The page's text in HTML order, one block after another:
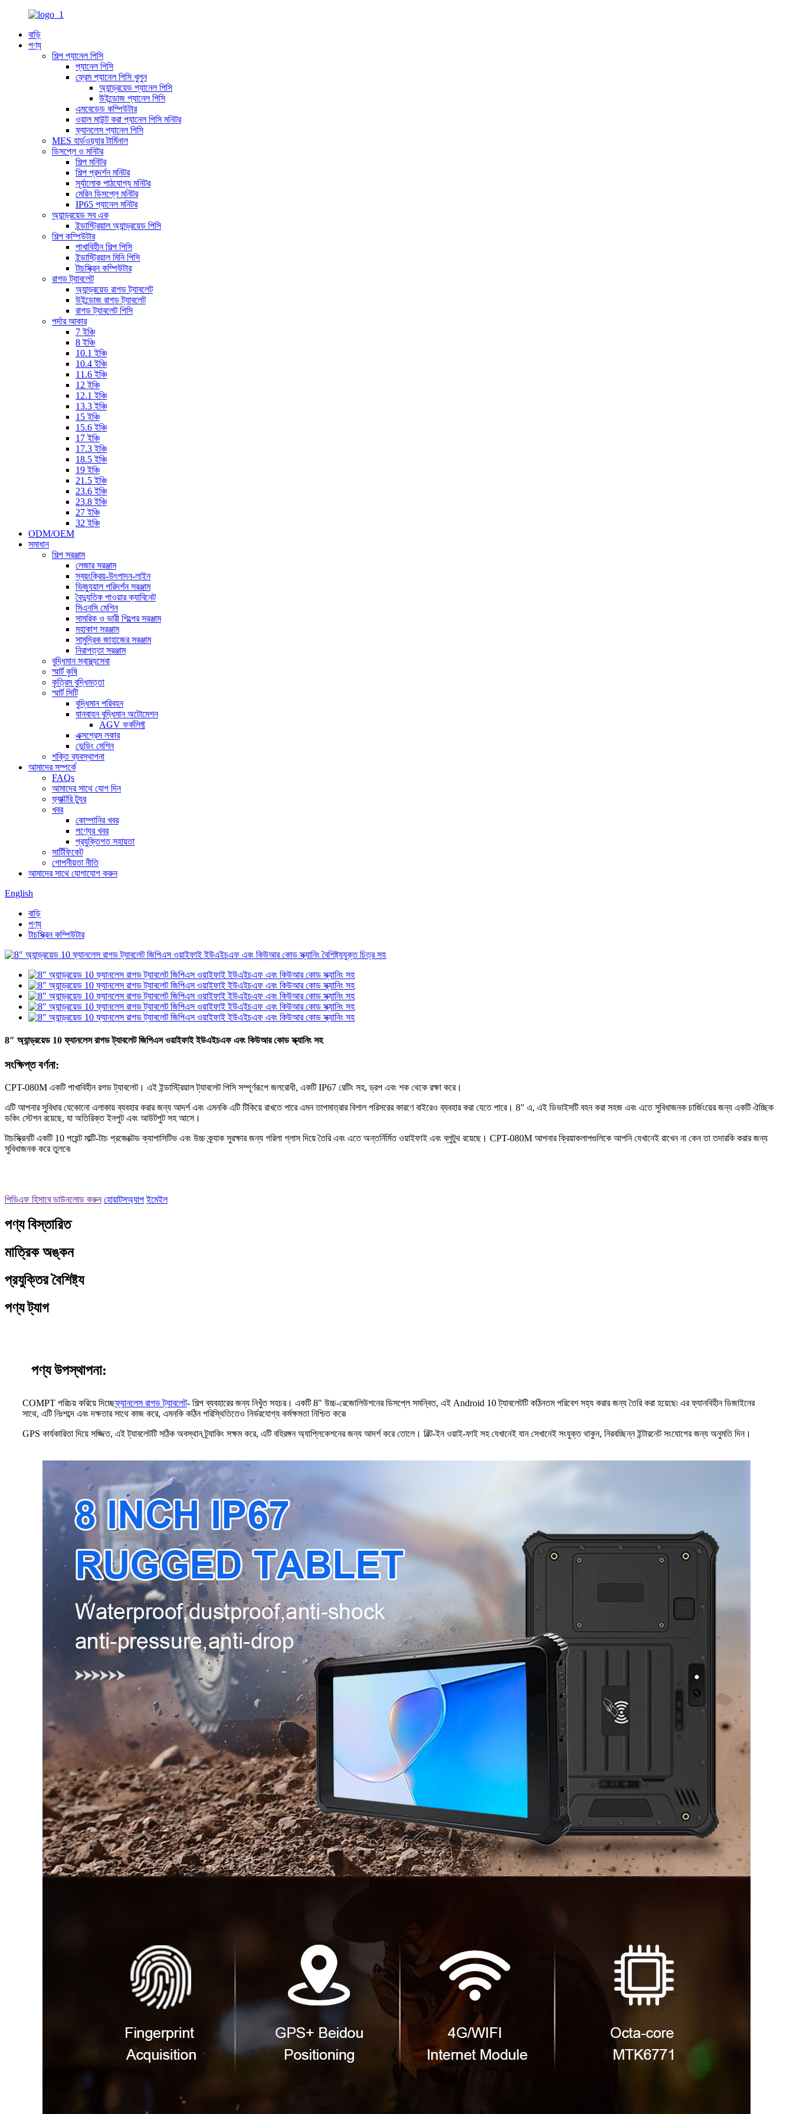
বাড়ি
পণ্য
শিল্প প্যানেল পিসি
প্যানেল পিসি
ফ্রেম প্যানেল পিসি খুলুন
অ্যান্ড্রয়েড প্যানেল পিসি
উইন্ডোজ প্যানেল পিসি
এমবেডেড কম্পিউটার
ওয়াল মাউন্ট করা প্যানেল পিসি মনিটর
ফ্যানলেস প্যানেল পিসি
MES হার্ডওয়্যার টার্মিনাল
ডিসপ্লে ও মনিটর
শিল্প মনিটর
শিল্প প্রদর্শন মনিটর
সূর্যালোক পাঠযোগ্য মনিটর
মেরিন ডিসপ্লে মনিটর
IP65 প্যানেল মনিটর
অ্যান্ড্রয়েড সব এক
ইন্ডাস্ট্রিয়াল অ্যান্ড্রয়েড পিসি
শিল্প কম্পিউটার
পাখাবিহীন শিল্প পিসি
ইন্ডাস্ট্রিয়াল মিনি পিসি
টাচস্ক্রিন কম্পিউটার
রাগড ট্যাবলেট
অ্যান্ড্রয়েড রাগড ট্যাবলেট
উইন্ডোজ রাগড ট্যাবলেট
রাগড ট্যাবলেট পিসি
পর্দার আকার
7 ইঞ্চি
8 ইঞ্চি
10.1 ইঞ্চি
10.4 ইঞ্চি
11.6 ইঞ্চি
12 ইঞ্চি
12.1 ইঞ্চি
13.3 ইঞ্চি
15 ইঞ্চি
15.6 ইঞ্চি
17 ইঞ্চি
17.3 ইঞ্চি
18.5 ইঞ্চি
19 ইঞ্চি
21.5 ইঞ্চি
23.6 ইঞ্চি
23.8 ইঞ্চি
27 ইঞ্চি
32 ইঞ্চি
ODM/OEM
সমাধান
শিল্প সরঞ্জাম
লেজার সরঞ্জাম
স্বয়ংক্রিয়-উৎপাদন-লাইন
ভিজ্যুয়াল পরিদর্শন সরঞ্জাম
বৈদ্যুতিক পাওয়ার ক্যাবিনেট
সিএনসি মেশিন
সামরিক ও ভারী শিল্পের সরঞ্জাম
মহাকাশ সরঞ্জাম
সামুদ্রিক জাহাজের সরঞ্জাম
নিরাপত্তা সরঞ্জাম
বুদ্ধিমান স্বাস্থ্যসেবা
স্মার্ট কৃষি
কৃত্রিম বুদ্ধিমত্তা
স্মার্ট সিটি
বুদ্ধিমান পরিবহন
যানবাহন বুদ্ধিমান অটোমেশন
AGV ফর্কলিফ্ট
এক্সপ্রেস লকার
ভেন্ডিং মেশিন
শক্তি ব্যবস্থাপনা
আমাদের সম্পর্কে
FAQs
আমাদের সাথে যোগ দিন
ফ্যাক্টরি ট্যুর
খবর
কোম্পানির খবর
পণ্যের খবর
প্রযুক্তিগত সহায়তা
সার্টিফিকেট
গোপনীয়তা নীতি
আমাদের সাথে যোগাযোগ করুন
English
বাড়ি
পণ্য
টাচস্ক্রিন কম্পিউটার
8″ অ্যান্ড্রয়েড 10 ফ্যানলেস রাগড ট্যাবলেট জিপিএস ওয়াইফাই ইউএইচএফ এবং কিউআর কোড স্ক্যানিং সহ
সংক্ষিপ্ত বর্ণনা:
CPT-080M একটি পাখাবিহীন রগড ট্যাবলেট। এই ইন্ডাস্ট্রিয়াল ট্যাবলেট পিসি সম্পূর্ণরূপে জলরোধী, একটি IP67 রেটিং সহ, ড্রপ এবং শক থেকে রক্ষা করে।
এটি আপনার সুবিধার যেকোনো এলাকায় ব্যবহার করার জন্য আদর্শ এবং এমনকি এটি টিকিয়ে রাখতে পারে এমন তাপমাত্রার বিশাল পরিসরের কারণে বাইরেও ব্যবহার করা যেতে পারে। 8″ এ, এই ডিভাইসটি বহন করা সহজ এবং এতে সুবিধাজনক চার্জিংয়ের জন্য একটি ঐচ্ছিক
ডকিং স্টেশন রয়েছে, যা অতিরিক্ত ইনপুট এবং আউটপুট সহ আসে।
টাচস্ক্রিনটি একটি 10 ​​পয়েন্ট মাল্টি-টাচ প্রজেক্টেড ক্যাপাসিটিভ এবং উচ্চ ক্র্যাক সুরক্ষার জন্য গরিলা গ্লাস দিয়ে তৈরি এবং এতে অন্তর্নির্মিত ওয়াইফাই এবং ব্লুটুথ রয়েছে। CPT-080M আপনার ক্রিয়াকলাপগুলিকে আপনি যেখানেই রাখেন না কেন তা তদারকি করার জন্য
সুবিধাজনক করে তুলবে৷
পিডিএফ হিসাবে ডাউনলোড করুন হোয়াটসঅ্যাপ ইমেইল
পণ্য বিস্তারিত
মাত্রিক অঙ্কন
প্রযুক্তির বৈশিষ্ট্য
পণ্য ট্যাগ
পণ্য উপস্থাপনা:
COMPT পরিচয় করিয়ে দিচ্ছেফ্যানলেস রাগড ট্যাবলেট- শিল্প ব্যবহারের জন্য নিখুঁত সহচর। একটি 8" উচ্চ-রেজোলিউশনের ডিসপ্লে সমন্বিত, এই Android 10 ট্যাবলেটটি কঠিনতম পরিবেশ সহ্য করার জন্য তৈরি করা হয়েছে৷ এর ফ্যানবিহীন ডিজাইনের
সাথে, এটি নিঃশব্দে এবং দক্ষতার সাথে কাজ করে, এমনকি কঠিন পরিস্থিতিতেও নির্ভরযোগ্য কর্মক্ষমতা নিশ্চিত করে৷
GPS কার্যকারিতা দিয়ে সজ্জিত, এই ট্যাবলেটটি সঠিক অবস্থান ট্র্যাকিং সক্ষম করে, এটি বহিরঙ্গন অ্যাপ্লিকেশনের জন্য আদর্শ করে তোলে। বিল্ট-ইন ওয়াই-ফাই সহ যেখানেই যান সেখানেই সংযুক্ত থাকুন, নিরবচ্ছিন্ন ইন্টারনেট সংযোগের জন্য অনুমতি দিন।